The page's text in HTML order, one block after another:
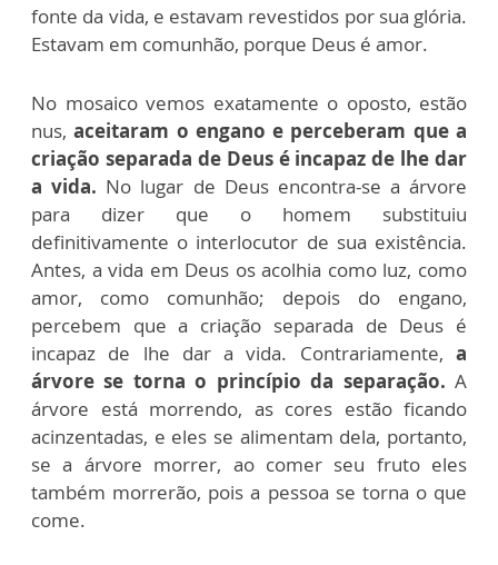
fonte da vida, e estavam revestidos por sua glória.
Estavam em comunhão, porque Deus é amor.
No mosaico vemos exatamente o oposto, estão
nus,aceitaram o engano e perceberam que a
criação separada de Deus é incapaz de lhe dar
a vida. No lugar de Deus encontra-se a árvore
para dizer que o homem substituiu
definitivamente o interlocutor de sua existência.
Antes, a vida em Deus os acolhia como luz, como
amor, como comunhão; depois do engano,
percebem que a criação separada de Deus é
incapaz de lhe dar a vida. Contrariamente, a
árvore se torna o princípio da separação. A
árvore está morrendo, as cores estão ficando
acinzentadas, e eles se alimentam dela, portanto,
se a árvore morrer, ao comer seu fruto eles
também morrerão, pois a pessoa se torna o que
come.